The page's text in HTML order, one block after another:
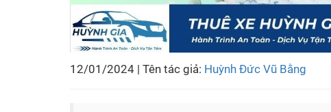
12/01/2024 | Tên tác giả: Huỳnh Đức Vũ Bằng